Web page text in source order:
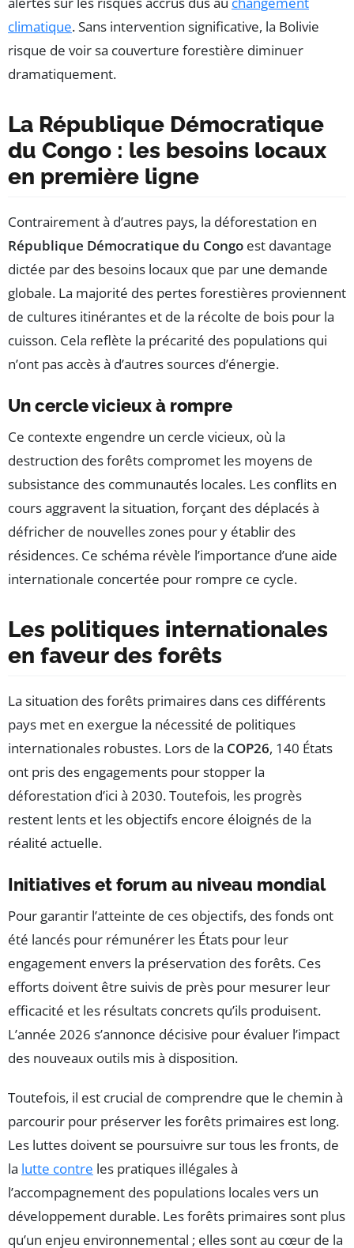
climatique. Sans intervention significative, la Bolivie
risque de voir sa couverture forestière diminuer
dramatiquement.
La République Démocratique
du Congo : les besoins locaux
en première ligne
Contrairement à d’autres pays, la déforestation en
République Démocratique du Congo est davantage
dictée par des besoins locaux que par une demande
globale. La majorité des pertes forestières proviennent
de cultures itinérantes et de la récolte de bois pour la
cuisson. Cela reflète la précarité des populations qui
n’ont pas accès à d’autres sources d’énergie.
Un cercle vicieux à rompre
Ce contexte engendre un cercle vicieux, où la
destruction des forêts compromet les moyens de
subsistance des communautés locales. Les conflits en
cours aggravent la situation, forçant des déplacés à
défricher de nouvelles zones pour y établir des
résidences. Ce schéma révèle l’importance d’une aide
internationale concertée pour rompre ce cycle.
Les politiques internationales
en faveur des forêts
La situation des forêts primaires dans ces différents
pays met en exergue la nécessité de politiques
internationales robustes. Lors de la COP26, 140 États
ont pris des engagements pour stopper la
déforestation d’ici à 2030. Toutefois, les progrès
restent lents et les objectifs encore éloignés de la
réalité actuelle.
Initiatives et forum au niveau mondial
Pour garantir l’atteinte de ces objectifs, des fonds ont
été lancés pour rémunérer les États pour leur
engagement envers la préservation des forêts. Ces
efforts doivent être suivis de près pour mesurer leur
efficacité et les résultats concrets qu’ils produisent.
L’année 2026 s’annonce décisive pour évaluer l’impact
des nouveaux outils mis à disposition.
Toutefois, il est crucial de comprendre que le chemin à
parcourir pour préserver les forêts primaires est long.
Les luttes doivent se poursuivre sur tous les fronts, de
la lutte contre les pratiques illégales à
l’accompagnement des populations locales vers un
développement durable. Les forêts primaires sont plus
qu’un enjeu environnemental ; elles sont au cœur de la